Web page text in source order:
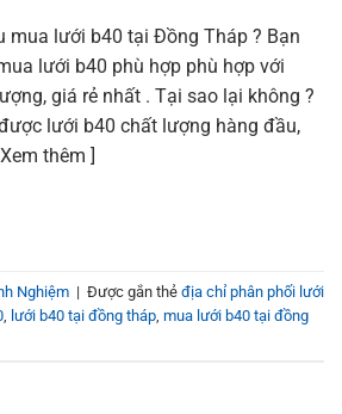
mua lưới b40 tại Đồng Tháp ? Bạn
lưới b40 phù hợp phù hợp với
giá rẻ nhất . Tại sao lại không ?
lưới b40 chất lượng hàng đầu,
thêm ]
Nghiệm | Được gắn thẻ địa chỉ phân phối lưới
lưới b40 tại đồng tháp mua lưới b40 tại đồng